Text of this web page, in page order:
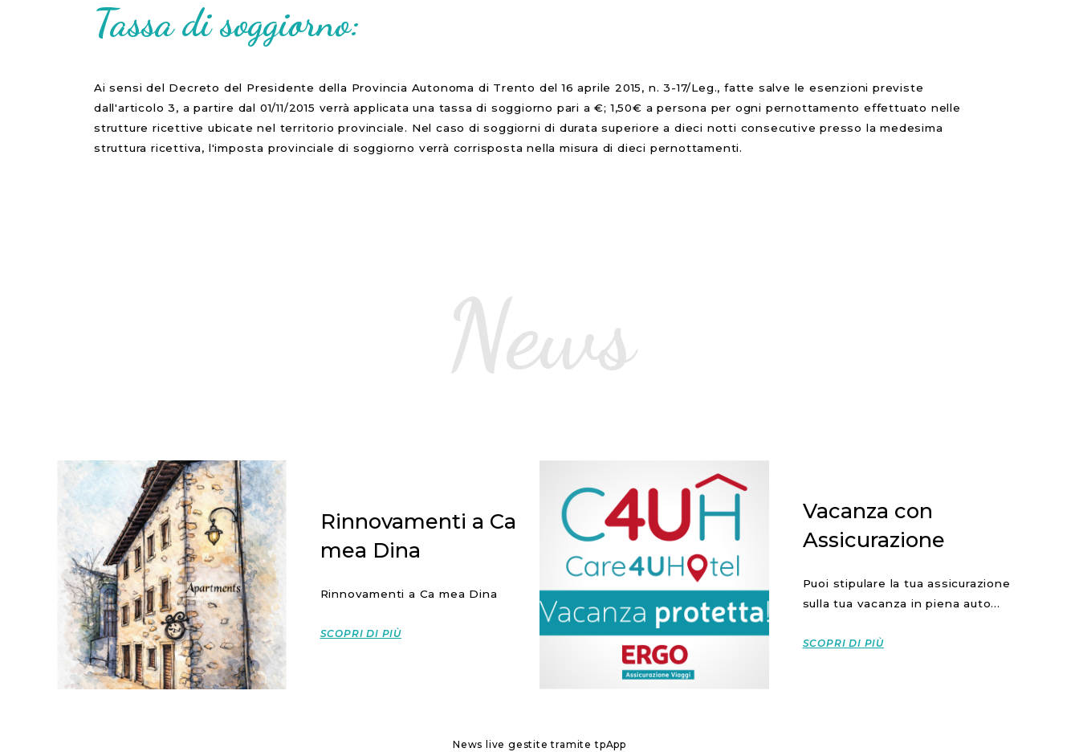
Tassa di soggiorno:
Ai sensi del Decreto del Presidente della Provincia Autonoma di Trento del 16 aprile 2015, n. 3-17/Leg., fatte salve le esenzioni previste
dall'articolo 3, a partire dal 01/11/2015 verrà applicata una tassa di soggiorno pari a €; 1,50€ a persona per ogni pernottamento effettuato nelle
strutture ricettive ubicate nel territorio provinciale. Nel caso di soggiorni di durata superiore a dieci notti consecutive presso la medesima
struttura ricettiva, l'imposta provinciale di soggiorno verrà corrisposta nella misura di dieci pernottamenti.
News
Rinnovamenti a Ca
mea Dina
Rinnovamenti a Ca mea Dina
SCOPRI DI PIÙ
Vacanza con
Assicurazione
Puoi stipulare la tua assicurazione
sulla tua vacanza in piena auto...
SCOPRI DI PIÙ
News live gestite tramitetpApp